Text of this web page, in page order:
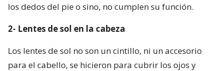
los dedos del pie o sino, no cumplen su función.
2- Lentes de sol en la cabeza
Los lentes de sol no son un cintillo, ni un accesorio
para el cabello, se hicieron para cubrir los ojos y